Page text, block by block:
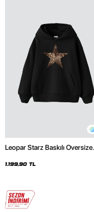
Leopar Starz Baskılı Oversize
1.199,90 TL